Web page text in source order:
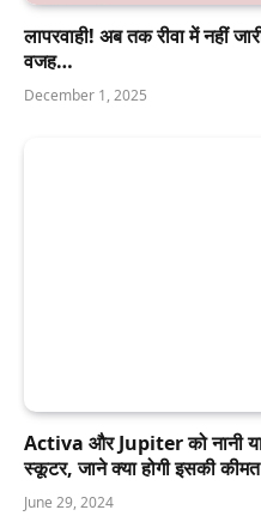
लापरवाही! अब तक रीवा में नहीं
वजह…
December 1, 2025
Activa और Jupiter को नानी
स्कूटर, जाने क्या होगी इसकी कीमत
June 29, 2024